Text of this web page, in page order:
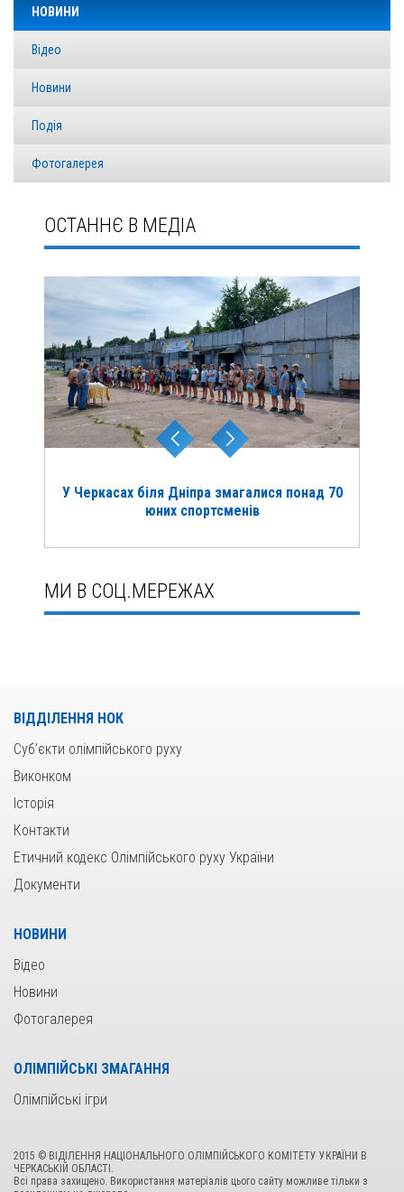
НОВИНИ
Відео
Новини
Подія
Фотогалерея
ОСТАННЄ В МЕДІА
У Черкасах біля Дніпра змагалися понад 70
юних спортсменів
МИ В СОЦ.МЕРЕЖАХ
ВІДДІЛЕННЯ НОК
Суб’єкти олімпійського руху
Виконком
Історія
Контакти
Етичний кодекс Олімпійського руху України
Документи
НОВИНИ
Відео
Новини
Фотогалерея
ОЛІМПІЙСЬКІ ЗМАГАННЯ
Олімпійські ігри
2015 © ВІДІЛЕННЯ НАЦІОНАЛЬНОГО ОЛІМПІЙСЬКОГО КОМІТЕТУ УКРАЇНИ В
ЧЕРКАСЬКІЙ ОБЛАСТІ.
Всі права захищено. Використання матеріалів цього сайту можливе тільки з